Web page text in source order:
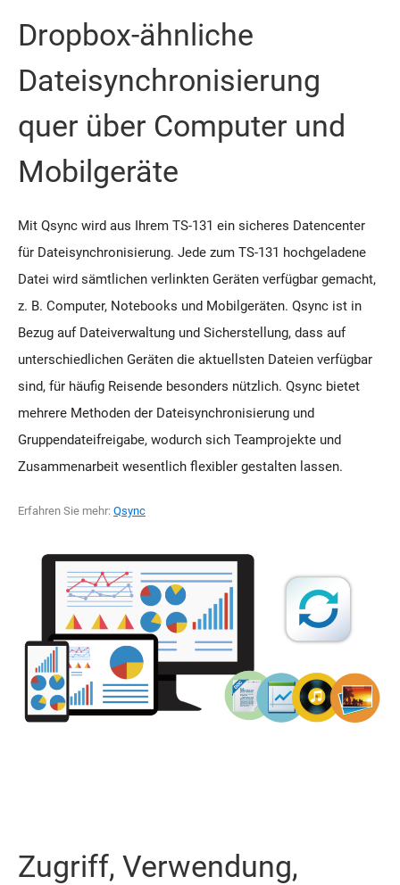
Dropbox-ähnliche
Dateisynchronisierung
quer über Computer und
Mobilgeräte
Mit Qsync wird aus Ihrem TS-131 ein sicheres Datencenter
für Dateisynchronisierung. Jede zum TS-131 hochgeladene
Datei wird sämtlichen verlinkten Geräten verfügbar gemacht,
z. B. Computer, Notebooks und Mobilgeräten. Qsync ist in
Bezug auf Dateiverwaltung und Sicherstellung, dass auf
unterschiedlichen Geräten die aktuellsten Dateien verfügbar
sind, für häufig Reisende besonders nützlich. Qsync bietet
mehrere Methoden der Dateisynchronisierung und
Gruppendateifreigabe, wodurch sich Teamprojekte und
Zusammenarbeit wesentlich flexibler gestalten lassen.
Erfahren Sie mehr: Qsync
Zugriff, Verwendung,